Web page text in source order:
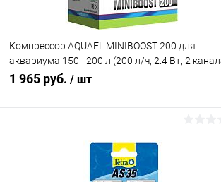
Компрессор AQUAEL MINIBOOST 200 для
аквариума 150 - 200 л (200 л/ч, 2.4 Вт, 2
регулируемый)
1 965 руб. / шт
Сравнение